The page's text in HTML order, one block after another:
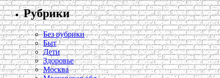
Рубрики
Без рубрики
Быт
Дети
Здоровье
Москва